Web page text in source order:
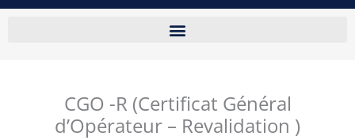
CGO -R (Certificat Général
d’Opérateur – Revalidation )